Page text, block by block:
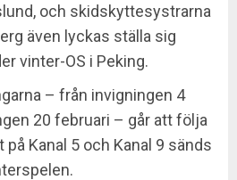
och skidskyttesystrarna
även lyckas ställa sig
vinter-OS i Peking.
– från invigningen 4
20 februari – går att följa
Kanal 5 och Kanal 9 sänds